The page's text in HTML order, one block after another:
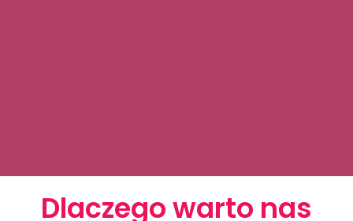
Dlaczego warto nas